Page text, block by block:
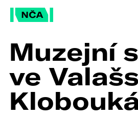
Muzejní
ve